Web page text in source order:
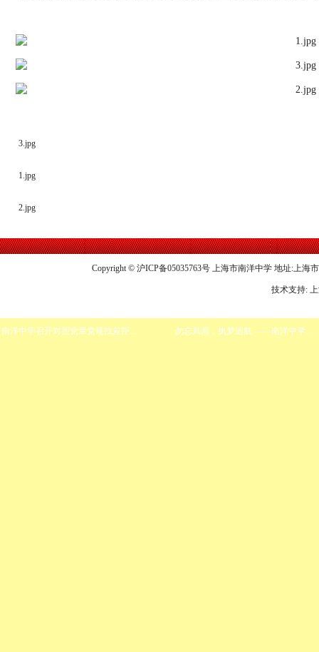
3.jpg
1.jpg
2.jpg
Copyright © 沪ICP备05035763号 上海市南洋中学 地址:上海
技术支持:
南洋中学召开对照党章党规找差距专题会议 勿忘风雨，执梦远航 ——南洋中学举行2019届高三毕业典礼暨18岁成人仪式